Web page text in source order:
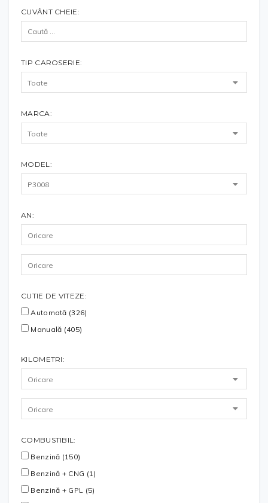
CUVÂNT CHEIE:
TIP CAROSERIE:
MARCA:
MODEL:
AN:
CUTIE DE VITEZE:
Automată (326)
Manuală (405)
KILOMETRI:
COMBUSTIBIL:
Benzină (150)
Benzină + CNG (1)
Benzină + GPL (5)